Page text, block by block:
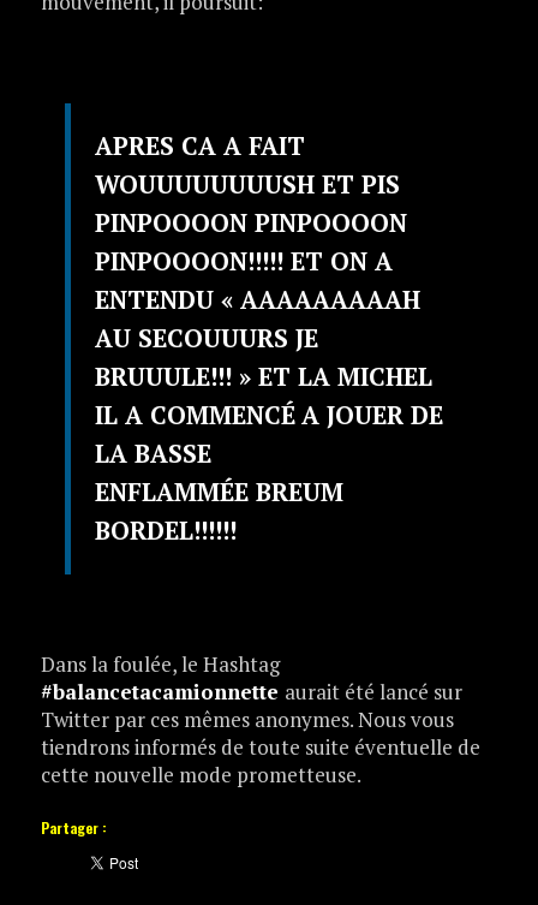
APRES CA A FAIT
WOUUUUUUUUSH ET PIS
PINPOOOON PINPOOOON
PINPOOOON!!!!! ET ON A
ENTENDU « AAAAAAAAAH
AU SECOUUURS JE
BRUUULE!!! » ET LA MICHEL
IL A COMMENCÉ A JOUER DE
LA BASSE
ENFLAMMÉE BREUM
BORDEL!!!!!!
Dans la foulée, le Hashtag
#balancetacamionnette aurait été lancé sur
Twitter par ces mêmes anonymes. Nous vous
tiendrons informés de toute suite éventuelle de
cette nouvelle mode prometteuse.
Partager :